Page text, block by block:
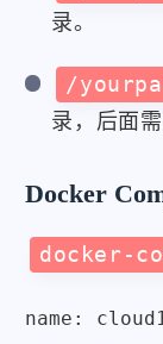
录。
/
录，后面
Docker
docker-
name: